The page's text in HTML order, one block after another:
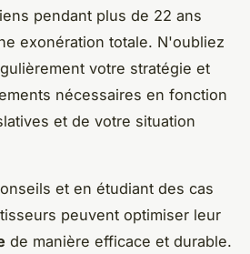
pendant plus de 22 ans
exonération totale. N'oubliez
votre stratégie et
nécessaires en fonction
et de votre situation
et en étudiant des cas
peuvent optimiser leur
de manière efficace et durable.